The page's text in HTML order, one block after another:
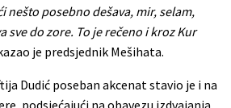
nešto posebno dešava, mir, selam,
sve do zore. To je rečeno i kroz Kur
je predsjednik Mešihata.
Dudić poseban akcenat stavio je i na
podsjećajući na obavezu izdvajanja